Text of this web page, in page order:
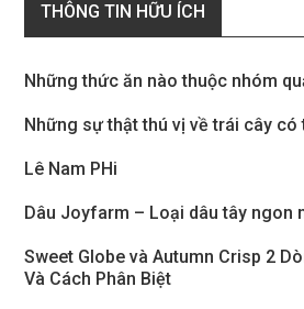
THÔNG TIN HỮU ÍCH
Những thức ăn nào thuộc nhóm
Những sự thật thú vị về trái cây
Lê Nam PHi
Dâu Joyfarm – Loại dâu tây ngon
Sweet Globe và Autumn Crisp 2
Và Cách Phân Biệt